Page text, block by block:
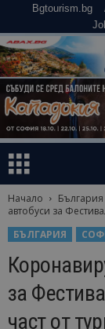
Bgtourism.bg
Начало България
автобуси за
БЪЛГАРИЯ
за
част от